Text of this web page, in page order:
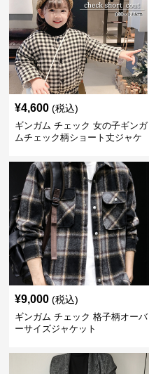
¥4,600 (税込)
ギンガム チェック 女の子ギンガ
ムチェック柄ショート丈ジャケ
¥9,000 (税込)
ギンガム チェック 格子柄オーバ
ーサイズジャケット